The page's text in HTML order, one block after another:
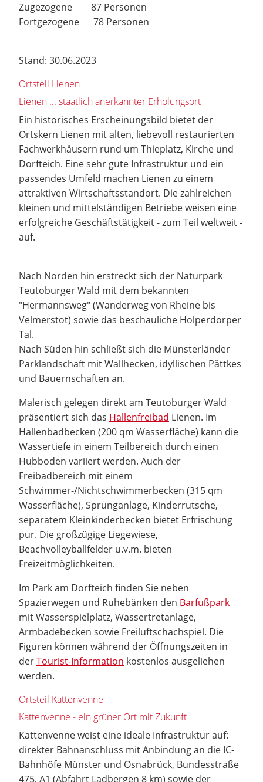
Zugezogene 87 Personen
Fortgezogene 78 Personen
Stand: 30.06.2023
Ortsteil Lienen
Lienen ... staatlich anerkannter Erholungsort
Ein historisches Erscheinungsbild bietet der
Ortskern Lienen mit alten, liebevoll restaurierten
Fachwerkhäusern rund um Thieplatz, Kirche und
Dorfteich. Eine sehr gute Infrastruktur und ein
passendes Umfeld machen Lienen zu einem
attraktiven Wirtschaftsstandort. Die zahlreichen
kleinen und mittelständigen Betriebe weisen eine
erfolgreiche Geschäftstätigkeit - zum Teil weltweit -
auf.
Nach Norden hin erstreckt sich der Naturpark
Teutoburger Wald mit dem bekannten
"Hermannsweg" (Wanderweg von Rheine bis
Velmerstot) sowie das beschauliche Holperdorper
Tal.
Nach Süden hin schließt sich die Münsterländer
Parklandschaft mit Wallhecken, idyllischen Pättkes
und Bauernschaften an.
Malerisch gelegen direkt am Teutoburger Wald
präsentiert sich das Hallenfreibad Lienen. Im
Hallenbadbecken (200 qm Wasserfläche) kann die
Wassertiefe in einem Teilbereich durch einen
Hubboden variiert werden. Auch der
Freibadbereich mit einem
Schwimmer-/Nichtschwimmerbecken (315 qm
Wasserfläche), Sprunganlage, Kinderrutsche,
separatem Kleinkinderbecken bietet Erfrischung
pur. Die großzügige Liegewiese,
Beachvolleyballfelder u.v.m. bieten
Freizeitmöglichkeiten.
Im Park am Dorfteich finden Sie neben
Spazierwegen und Ruhebänken den Barfußpark
mit Wasserspielplatz, Wassertretanlage,
Armbadebecken sowie Freiluftschachspiel. Die
Figuren können während der Öffnungszeiten in
derTourist-Information kostenlos ausgeliehen
werden.
Ortsteil Kattenvenne
Kattenvenne - ein grüner Ort mit Zukunft
Kattenvenne weist eine ideale Infrastruktur auf:
direkter Bahnanschluss mit Anbindung an die IC-
Bahnhöfe Münster und Osnabrück, Bundesstraße
475, A1 (Abfahrt Ladbergen 8 km) sowie der